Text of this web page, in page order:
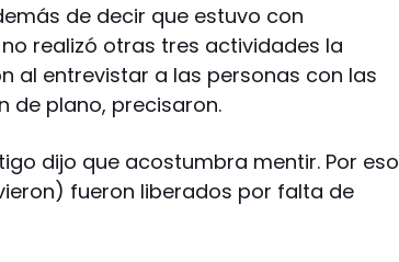
de decir que estuvo con
realizó otras tres actividades la
al entrevistar a las personas con las
de plano, precisaron.
dijo que acostumbra mentir. Por eso
fueron liberados por falta de